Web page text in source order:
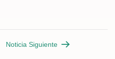
Noticia Siguiente